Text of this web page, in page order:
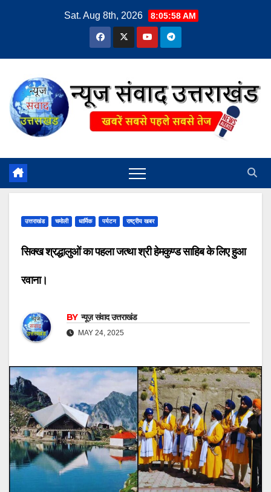
Sat. Aug 8th, 2026 8:05:59 AM
उत्तराखंड चमोली धार्मिक पर्यटन राष्ट्रीय खबर
सिक्ख श्रद्धालुओं का पहला जत्था श्री हेमकुण्ड साहिब के लिए हुआ
रवाना।
BY न्यूज़ संवाद उत्तराखंड
MAY 24, 2025